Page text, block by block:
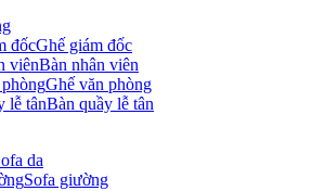
Ghế giám đốc
Bàn nhân viên
Ghế văn phòng
Bàn quầy lễ tân
da
Sofa giường